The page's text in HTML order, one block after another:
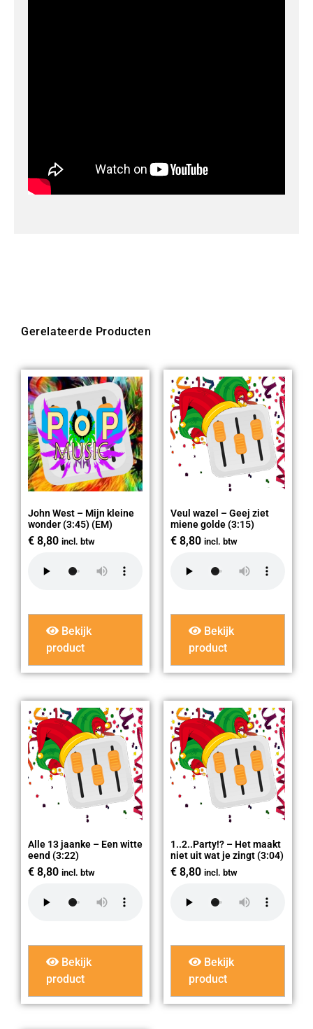
Gerelateerde Producten
John West – Mijn kleine
wonder (3:45) (EM)
€ 8,80 incl. btw
Bekijk
product
Veul wazel – Geej ziet
miene golde (3:15)
€ 8,80 incl. btw
Bekijk
product
Alle 13 jaanke – Een witte
eend (3:22)
€ 8,80 incl. btw
Bekijk
product
1..2..Party!? – Het maakt
niet uit wat je zingt (3:04)
€ 8,80 incl. btw
Bekijk
product